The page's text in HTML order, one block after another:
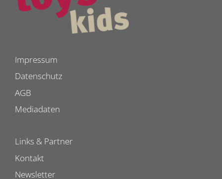
Impressum
Datenschutz
AGB
Mediadaten
Links & Partner
Kontakt
Newsletter